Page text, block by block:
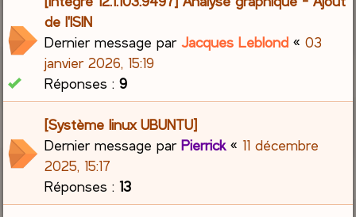
de l'ISIN
Dernier message parJacques Leblond «03
janvier 2026, 15:19
Réponses :9
[Système linux UBUNTU]
Dernier message parPierrick« 11 décembre
2025, 15:17
Réponses :13